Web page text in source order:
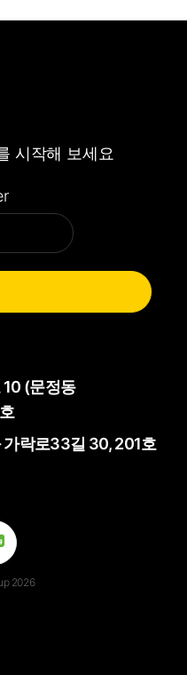
시작해 보세요
(문정동
가락로33길 30, 201호
2026